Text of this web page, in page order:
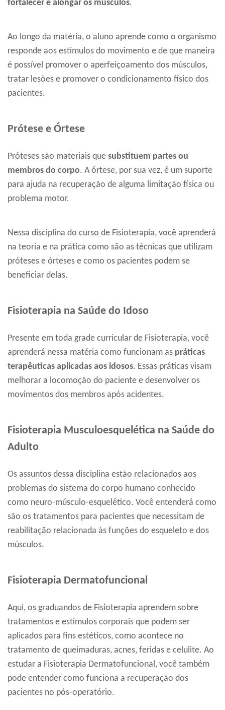
fortalecer e alongar os músculos.
Ao longo da matéria, o aluno aprende como o organismo
responde aos estímulos do movimento e de que maneira
é possível promover o aperfeiçoamento dos músculos,
tratar lesões e promover o condicionamento físico dos
pacientes.
Prótese e Órtese
Próteses são materiais que substituem partes ou
membros do corpo. A órtese, por sua vez, é um suporte
para ajuda na recuperação de alguma limitação física ou
problema motor.
Nessa disciplina do curso de Fisioterapia, você aprenderá
na teoria e na prática como são as técnicas que utilizam
próteses e órteses e como os pacientes podem se
beneficiar delas.
Fisioterapia na Saúde do Idoso
Presente em toda grade curricular de Fisioterapia, você
aprenderá nessa matéria como funcionam as práticas
terapêuticas aplicadas aos idosos. Essas práticas visam
melhorar a locomoção do paciente e desenvolver os
movimentos dos membros após acidentes.
Fisioterapia Musculoesquelética na Saúde do
Adulto
Os assuntos dessa disciplina estão relacionados aos
problemas do sistema do corpo humano conhecido
como neuro-músculo-esquelético. Você entenderá como
são os tratamentos para pacientes que necessitam de
reabilitação relacionada às funções do esqueleto e dos
músculos.
Fisioterapia Dermatofuncional
Aqui, os graduandos de Fisioterapia aprendem sobre
tratamentos e estímulos corporais que podem ser
aplicados para fins estéticos, como acontece no
tratamento de queimaduras, acnes, feridas e celulite. Ao
estudar a Fisioterapia Dermatofuncional, você também
pode entender como funciona a recuperação dos
pacientes no pós-operatório.